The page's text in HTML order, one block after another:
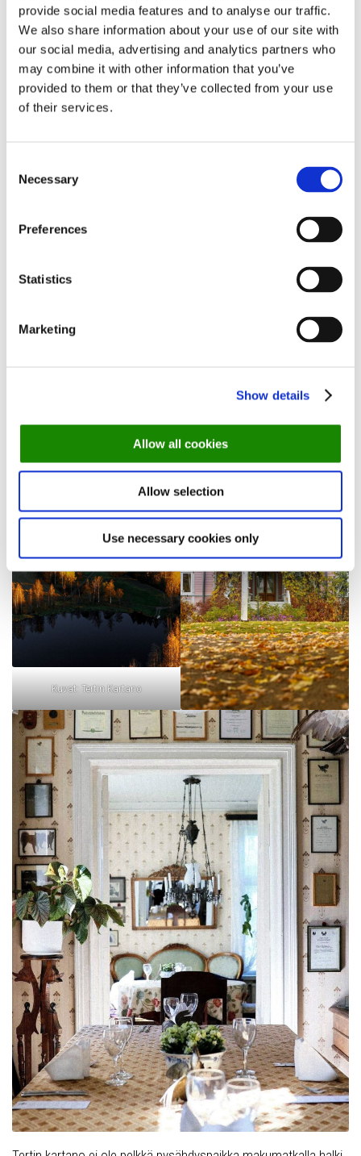
provide social media features and to analyse our traffic.
We also share information about your use of our site with
our social media, advertising and analytics partners who
may combine it with other information that you’ve
provided to them or that they’ve collected from your use
of their services.
Selection
Necessary
Preferences
Statistics
Marketing
Show details
Allow all cookies
Allow selection
Use necessary cookies only
paljon hyväkuntoisia astioita ja sisutuselementtejä käytettynä.
Ruoka Vanaissa on kotimaista, tuoretta ja rehtiä – niin
herkullista, että se yltää kymmenen suosituimman joukkoon
syyskuussa.
“Ihanan tunnelmallinen ravintola. Ruoka oli todella hyvää
ravintolan henkilökunnalle :)”
Missä:Mensanaukio 4
Varaa pöytä
Syksyinen kartanomiljöö hurmaa
Mikkelissä
Kuvat: Tertin Kartano